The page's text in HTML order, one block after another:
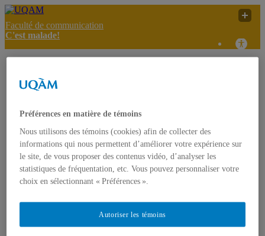
Faculté de communication
C'est malade!
UQAM
développement social
C'est malade!
Accueil
À propos
Présentation
Articles informatifs
Références sur la vie des jeunes
Préférences en matière de témoins
Nous utilisons des témoins (cookies) afin de collecter des
informations qui nous permettent d’améliorer votre expérience sur
le site, de vous proposer des contenus vidéo, d’analyser les
statistiques de fréquentation, etc. Vous pouvez personnaliser votre
choix en sélectionnant « Préférences ».
Autoriser les témoins